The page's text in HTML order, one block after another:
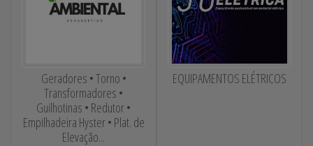
Geradores • Torno •
Transformadores •
Guilhotinas • Redutor •
Empilhadeira Hyster • Plat. de
Elevação...
EQUIPAMENTOS ELÉTRICOS